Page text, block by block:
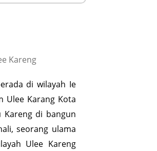
Kareng
di wilayah Ie
Ulee Karang Kota
Kareng di bangun
seorang ulama
Ulee Kareng